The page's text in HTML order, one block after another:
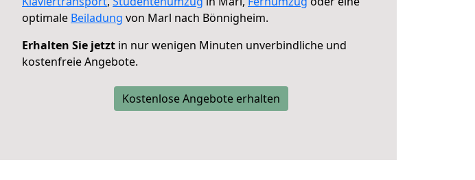
optimale Beiladung von Marl nach Bönnigheim.
Erhalten Sie jetzt in nur wenigen Minuten unverbindliche und
kostenfreie Angebote.
Kostenlose Angebote erhalten